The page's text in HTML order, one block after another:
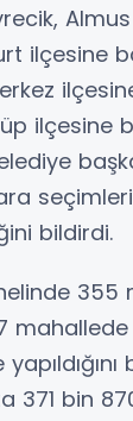
ilçesine
ilçesine
bildirdi.
355
371 bin